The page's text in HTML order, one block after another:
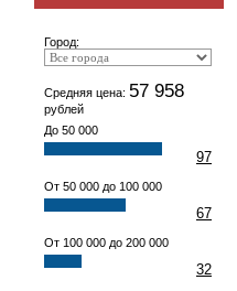
Город:
Средняя цена: 57 958
рублей
До 50 000
97
От 50 000 до 100 000
67
От 100 000 до 200 000
32